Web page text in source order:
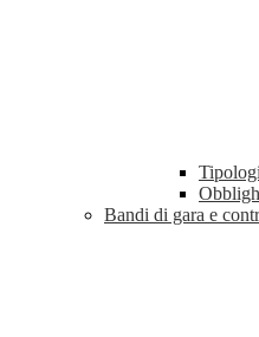
Bandi di gara e